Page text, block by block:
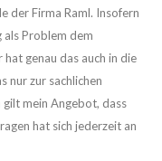
der Firma Raml. Insofern
als Problem dem
genau das auch in die
nur zur sachlichen
mein Angebot, dass
hat sich jederzeit an